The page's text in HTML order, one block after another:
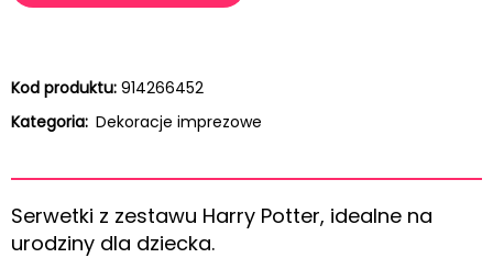
Kod produktu: 914266452
Kategoria: Dekoracje imprezowe
Serwetki z zestawu Harry Potter, idealne na
urodziny dla dziecka.